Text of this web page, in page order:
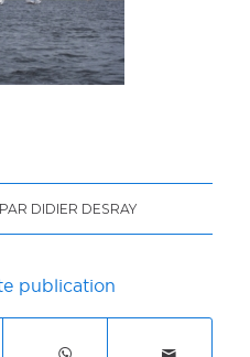
PAR DIDIER DESRAY
publication